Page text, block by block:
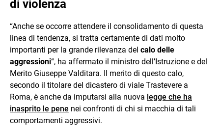
di violenza
“Anche se occorre attendere il consolidamento di questa
linea di tendenza, si tratta certamente di dati molto
importanti per la grande rilevanza del calo delle
aggressioni“, ha affermato il ministro dell’Istruzione e del
Merito Giuseppe Valditara. Il merito di questo calo,
secondo il titolare del dicastero di viale Trastevere a
Roma, è anche da imputarsi alla nuova legge che ha
inasprito le pene nei confronti di chi si macchia di tali
comportamenti aggressivi.